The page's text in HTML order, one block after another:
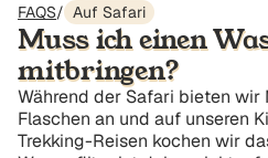
FAQS/ Auf Safari
Muss ich einen
mitbringen?
Während der Safari bieten wir
Flaschen an und auf unseren
Trekking-Reisen kochen wir